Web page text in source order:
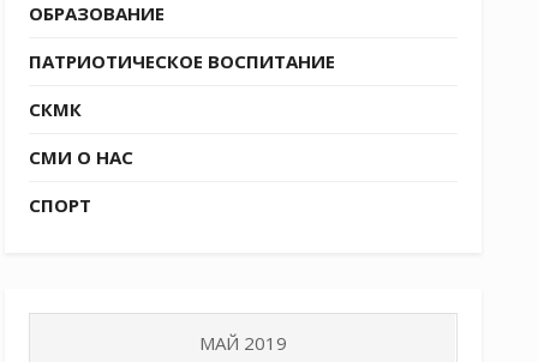
ОБРАЗОВАНИЕ
ПАТРИОТИЧЕСКОЕ ВОСПИТАНИЕ
СКМК
СМИ О НАС
СПОРТ
МАЙ 2019